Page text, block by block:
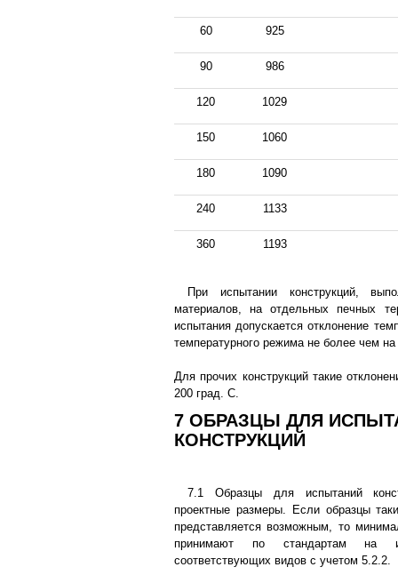
60 925
90 986
120 1029
150 1060
180 1090
240 1133
360 1193
При испытании конструкций,
материалов, на отдельных печных
испытания допускается отклонение
температурного режима не более чем
Для прочих конструкций такие
200 град. С.
7 ОБРАЗЦЫ ДЛЯ
КОНСТРУКЦИЙ
7.1 Образцы для испытаний
проектные размеры. Если образцы
представляется возможным, то
принимают по стандартам на
соответствующих видов с учетом 5.2.2.